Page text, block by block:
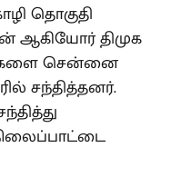
தொகுதி
ஆகியோர் திமுக
சென்னை
சந்தித்தனர்.